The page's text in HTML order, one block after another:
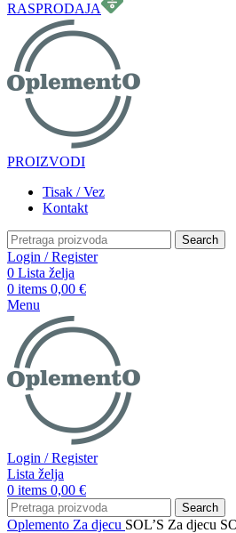
RASPRODAJA
PROIZVODI
Tisak / Vez
Kontakt
Search
Login / Register
0 Lista želja
0 items 0,00 €
Menu
Login / Register
Lista želja
0 items 0,00 €
Search
Oplemento Za djecu SOL’S Za djecu